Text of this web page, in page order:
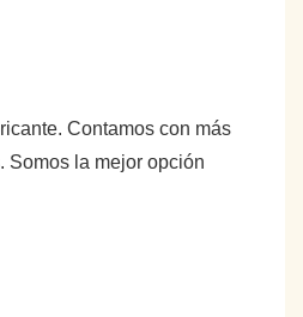
Contamos con más
Somos la mejor opción